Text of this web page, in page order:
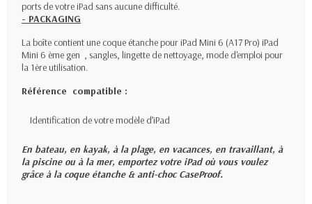
ports de votre iPad sans aucune difficulté.
- PACKAGING
La boîte contient une coque étanche pour iPad Mini 6 (A17 Pro) iPad
Mini 6 ème gen , sangles, lingette de nettoyage, mode d'emploi pour
la 1ère utilisation.
Référence compatible :
Identification de votre modèle d’iPad
En bateau, en kayak, à la plage, en vacances, en travaillant, à
la piscine ou à la mer, emportez votre iPad où vous voulez
grâce à la coque étanche & anti-choc CaseProof.